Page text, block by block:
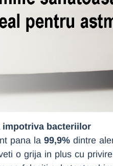
impotriva bacteriilor
pana la 99,9%dintre
o grija in plus cu